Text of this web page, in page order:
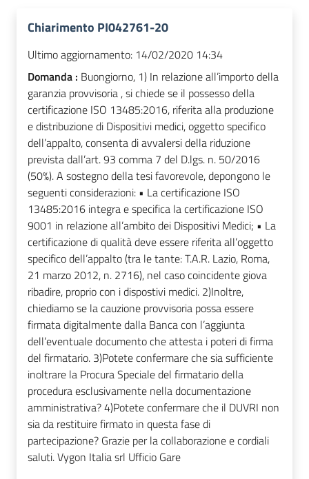
Chiarimento PI042761-20
Ultimo aggiornamento: 14/02/2020 14:34
Domanda : Buongiorno, 1) In relazione all’importo della
garanzia provvisoria , si chiede se il possesso della
certificazione ISO 13485:2016, riferita alla produzione
e distribuzione di Dispositivi medici, oggetto specifico
dell’appalto, consenta di avvalersi della riduzione
prevista dall’art. 93 comma 7 del D.lgs. n. 50/2016
(50%). A sostegno della tesi favorevole, depongono le
seguenti considerazioni: • La certificazione ISO
13485:2016 integra e specifica la certificazione ISO
9001 in relazione all’ambito dei Dispositivi Medici; • La
certificazione di qualità deve essere riferita all’oggetto
specifico dell’appalto (tra le tante: T.A.R. Lazio, Roma,
21 marzo 2012, n. 2716), nel caso coincidente giova
ribadire, proprio con i dispostivi medici. 2)Inoltre,
chiediamo se la cauzione provvisoria possa essere
firmata digitalmente dalla Banca con l’aggiunta
dell’eventuale documento che attesta i poteri di firma
del firmatario. 3)Potete confermare che sia sufficiente
inoltrare la Procura Speciale del firmatario della
procedura esclusivamente nella documentazione
amministrativa? 4)Potete confermare che il DUVRI non
sia da restituire firmato in questa fase di
partecipazione? Grazie per la collaborazione e cordiali
saluti. Vygon Italia srl Ufficio Gare